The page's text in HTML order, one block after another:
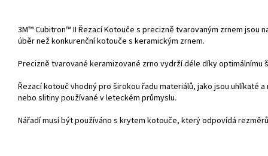
3M™ Cubitron™ II Řezací Kotouče s precizně tvarovaným zrnem jsou
úběr než konkurenční kotouče s keramickým zrnem.
Precizně tvarované keramizované zrno vydrží déle díky optimálnímu
Řezací kotouč vhodný pro širokou řadu materiálů, jako jsou uhlíkaté
nebo slitiny používané v leteckém průmyslu.
Nářadí musí být používáno s krytem kotouče, který odpovídá